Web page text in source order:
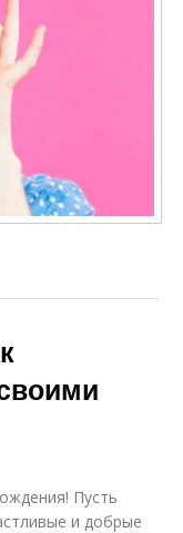
Пусть
и добрые